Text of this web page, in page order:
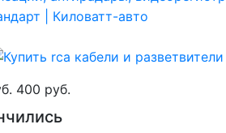
400 руб.